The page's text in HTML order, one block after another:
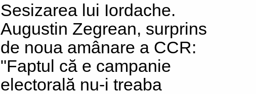
Sesizarea lui Iordache.
Augustin Zegrean, surprins
de noua amânare a CCR:
"Faptul că e campanie
electorală nu-i treaba